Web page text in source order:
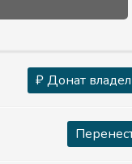
₽ Донат